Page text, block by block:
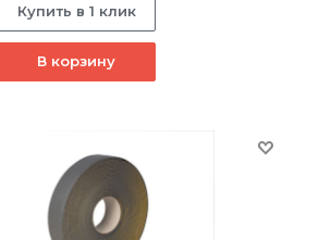
Купить в 1 клик
В корзину